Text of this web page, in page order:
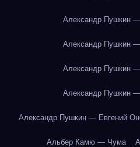
Александр Пушкин
Александр Пушкин
Александр Пушкин
Александр Пушкин
Александр Пушкин — Евгений
Альбер Камю — Чума